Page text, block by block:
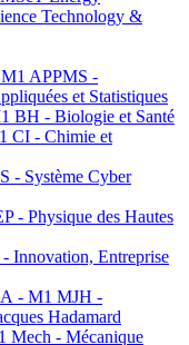
Technology &
APPMS -
et Statistiques
BH - Biologie et Santé
CI - Chimie et
- Système Cyber
- Physique des Hautes
Innovation, Entreprise
- M1 MJH -
Hadamard
- Mécanique